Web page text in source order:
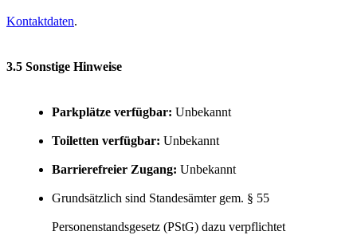
Kontaktdaten.
3.5 Sonstige Hinweise
Parkplätze verfügbar: Unbekannt
Toiletten verfügbar: Unbekannt
Barrierefreier Zugang: Unbekannt
Grundsätzlich sind Standesämter gem. § 55
Personenstandsgesetz (PStG) dazu verpflichtet